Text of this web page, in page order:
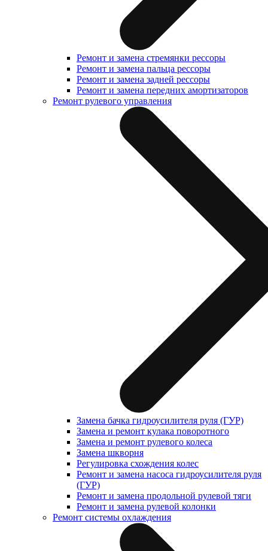
Ремонт и замена стремянки рессоры
Ремонт и замена пальца рессоры
Ремонт и замена задней рессоры
Ремонт и замена передних амортизаторов
Ремонт рулевого управления
Замена бачка гидроусилителя руля (ГУР)
Замена и ремонт кулака поворотного
Замена и ремонт рулевого колеса
Замена шкворня
Регулировка схождения колес
Ремонт и замена насоса гидроусилителя руля
(ГУР)
Ремонт и замена продольной рулевой тяги
Ремонт и замена рулевой колонки
Ремонт системы охлаждения